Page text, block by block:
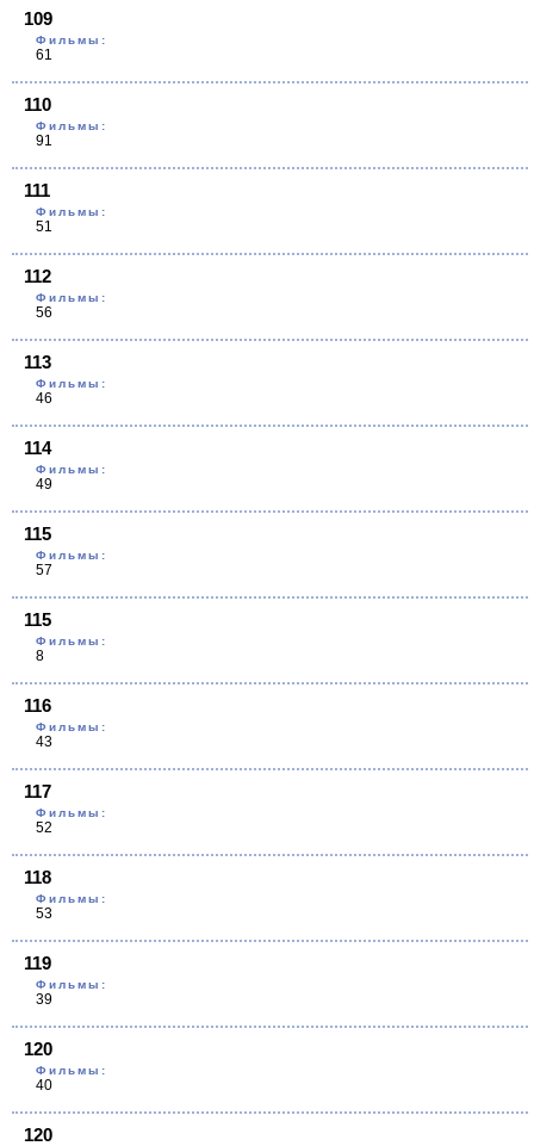
109
Фильмы:
61
110
Фильмы:
91
111
Фильмы:
51
112
Фильмы:
56
113
Фильмы:
46
114
Фильмы:
49
115
Фильмы:
57
115
Фильмы:
8
116
Фильмы:
43
117
Фильмы:
52
118
Фильмы:
53
119
Фильмы:
39
120
Фильмы:
40
120